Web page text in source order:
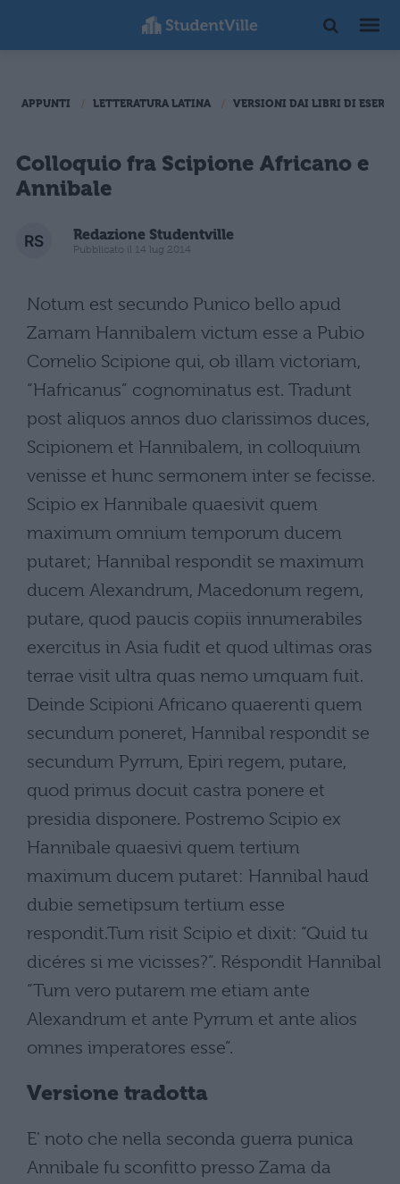
APPUNTI LETTERATURA LATINA VERSIONI DAI LIBRI DI
Colloquio fra Scipione Africano e
Annibale
Redazione Studentville
Pubblicato il 14 lug 2014
Notum est secundo Punico bello apud
Zamam Hannibalem victum esse a Pubio
Cornelio Scipione qui, ob illam victoriam,
“Hafricanus” cognominatus est. Tradunt
post aliquos annos duo clarissimos duces,
Scipionem et Hannibalem, in colloquium
venisse et hunc sermonem inter se fecisse.
Scipio ex Hannibale quaesivit quem
maximum omnium temporum ducem
putaret; Hannibal respondit se maximum
ducem Alexandrum, Macedonum regem,
putare, quod paucis copiis innumerabiles
exercitus in Asia fudit et quod ultimas oras
terrae visit ultra quas nemo umquam fuit.
Deinde Scipioni Africano quaerenti quem
secundum poneret, Hannibal respondit se
secundum Pyrrum, Epiri regem, putare,
quod primus docuit castra ponere et
presidia disponere. Postremo Scipio ex
Hannibale quaesivi quem tertium
maximum ducem putaret: Hannibal haud
dubie semetipsum tertium esse
respondit.Tum risit Scipio et dixit: “Quid tu
dicéres si me vicisses?”. Réspondit Hannibal
“Tum vero putarem me etiam ante
Alexandrum et ante Pyrrum et ante alios
omnes imperatores esse”.
Versione tradotta
E' noto che nella seconda guerra punica
Annibale fu sconfitto presso Zama da